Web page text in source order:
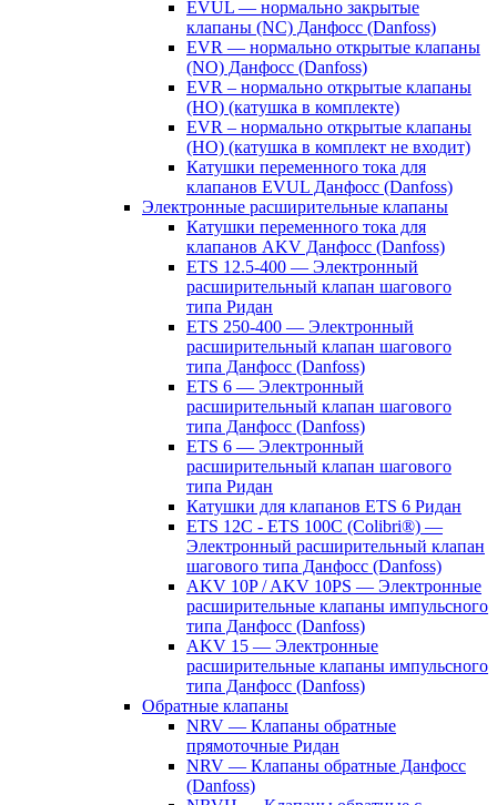
EVUL — нормально закрытые
клапаны (NC) Данфосс (Danfoss)
EVR — нормально открытые клапаны
(NO) Данфосс (Danfoss)
EVR – нормально открытые клапаны
(НО) (катушка в комплекте)
EVR – нормально открытые клапаны
(НО) (катушка в комплект не входит)
Катушки переменного тока для
клапанов EVUL Данфосс (Danfoss)
Электронные расширительные клапаны
Катушки переменного тока для
клапанов AKV Данфосс (Danfoss)
ETS 12.5-400 — Электронный
расширительный клапан шагового
типа Ридан
ETS 250-400 — Электронный
расширительный клапан шагового
типа Данфосс (Danfoss)
ETS 6 — Электронный
расширительный клапан шагового
типа Данфосс (Danfoss)
ETS 6 — Электронный
расширительный клапан шагового
типа Ридан
Катушки для клапанов ETS 6 Ридан
ETS 12C - ETS 100C (Colibri®) —
Электронный расширительный клапан
шагового типа Данфосс (Danfoss)
AKV 10P / AKV 10PS — Электронные
расширительные клапаны импульсного
типа Данфосс (Danfoss)
AKV 15 — Электронные
расширительные клапаны импульсного
типа Данфосс (Danfoss)
Обратные клапаны
NRV — Клапаны обратные
прямоточные Ридан
NRV — Клапаны обратные Данфосс
(Danfoss)